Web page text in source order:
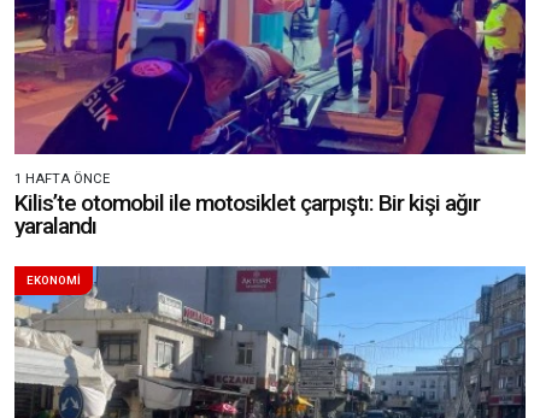
1 HAFTA ÖNCE
Kilis’te otomobil ile motosiklet çarpıştı: Bir kişi ağır
yaralandı
EKONOMİ